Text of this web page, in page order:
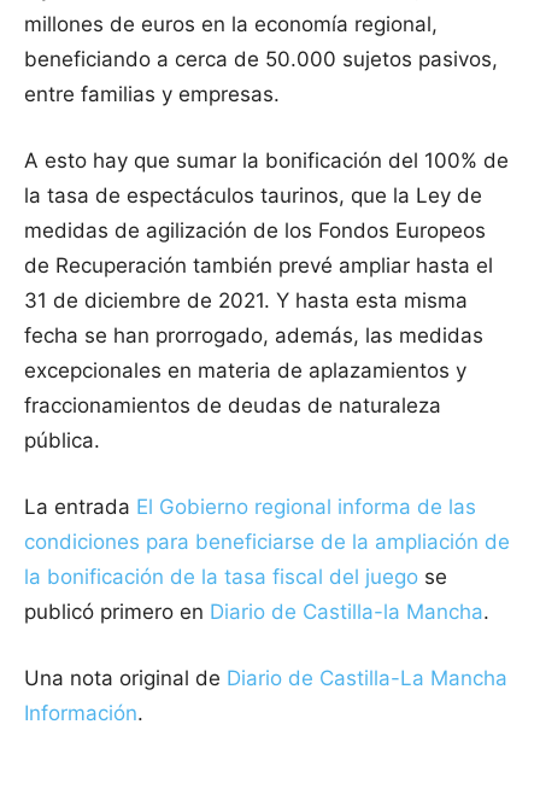
millones de euros en la economía regional,
beneficiando a cerca de 50.000 sujetos pasivos,
entre familias y empresas.
A esto hay que sumar la bonificación del 100% de
la tasa de espectáculos taurinos, que la Ley de
medidas de agilización de los Fondos Europeos
de Recuperación también prevé ampliar hasta el
31 de diciembre de 2021. Y hasta esta misma
fecha se han prorrogado, además, las medidas
excepcionales en materia de aplazamientos y
fraccionamientos de deudas de naturaleza
pública.
La entrada El Gobierno regional informa de las
condiciones para beneficiarse de la ampliación de
la bonificación de la tasa fiscal del juego se
publicó primero en Diario de Castilla-la Mancha.
Una nota original de Diario de Castilla-La Mancha
Información.